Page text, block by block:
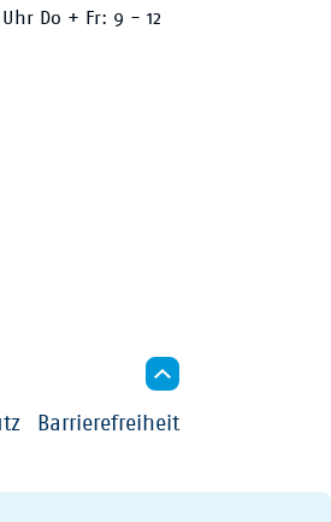
Do + Fr: 9 - 12
Barrierefreiheit